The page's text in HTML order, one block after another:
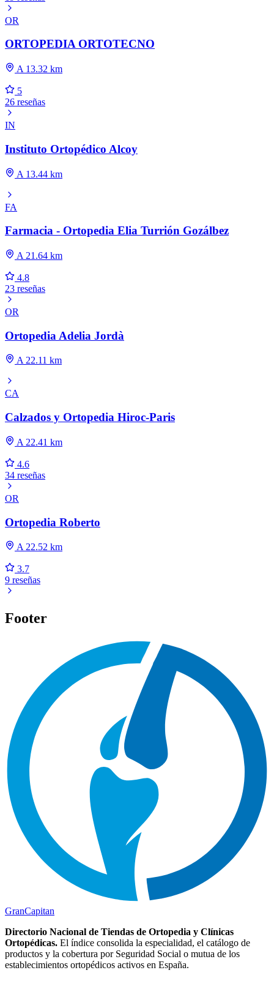
OR
ORTOPEDIA ORTOTECNO
A 13.32 km
5
26 reseñas
IN
Instituto Ortopédico Alcoy
A 13.44 km
FA
Farmacia - Ortopedia Elia Turrión Gozálbez
A 21.64 km
4.8
23 reseñas
OR
Ortopedia Adelia Jordà
A 22.11 km
CA
Calzados y Ortopedia Hiroc-Paris
A 22.41 km
4.6
34 reseñas
OR
Ortopedia Roberto
A 22.52 km
3.7
9 reseñas
Footer
GranCapitan
Directorio Nacional de Tiendas de Ortopedia y Clínicas
Ortopédicas. El índice consolida la especialidad, el catálogo de
productos y la cobertura por Seguridad Social o mutua de los
establecimientos ortopédicos activos en España.